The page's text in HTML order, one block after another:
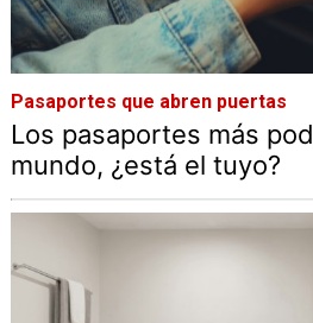
Pasaportes que abren puertas
Los pasaportes más
mundo, ¿está el tuyo?